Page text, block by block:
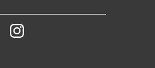
YoutubeInstagram